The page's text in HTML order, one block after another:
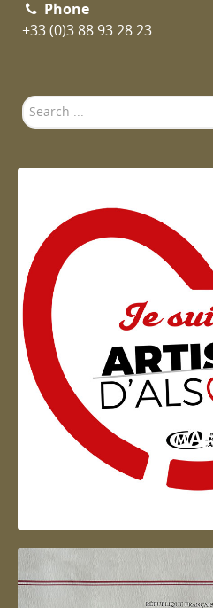
Phone
+33 (0)3 88 93 28 23
Search
...
Artisan d'Alsace